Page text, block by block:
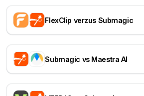
FlexClip verzus Submagic
Submagic vs Maestra AI